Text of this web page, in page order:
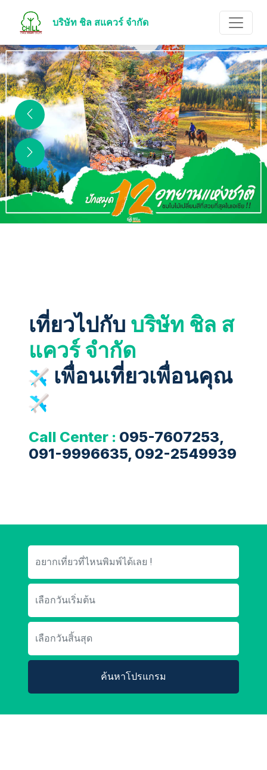
บริษัท ชิล สแควร์ จำกัด
เที่ยวไปกับ บริษัท ชิล ส
แควร์ จำกัด
เพื่อนเที่ยวเพื่อนคุณ
Call Center : 095-7607253,
091-9996635, 092-2549939
ค้นหาโปรแกรม